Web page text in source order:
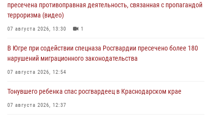
пресечена противоправная деятельность, связанная с пропагандой
терроризма (видео)
07 августа 2026, 13:30 1
В Югре при содействии спецназа Росгвардии пресечено более 180
нарушений миграционного законодательства
07 августа 2026, 12:54
Тонувшего ребенка спас росгвардеец в Краснодарском крае
07 августа 2026, 12:37